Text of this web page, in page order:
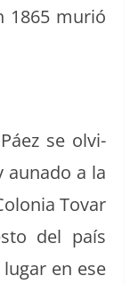
1865 murió
se olvi­
auna­do a la
Tovar
del país
en ese